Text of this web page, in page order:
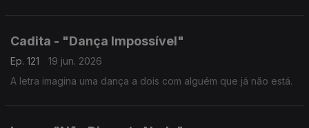
Cadita - "Dança Impossível"
Ep. 121
19 jun. 2026
A letra imagina uma dança a dois com alguém que já não está.